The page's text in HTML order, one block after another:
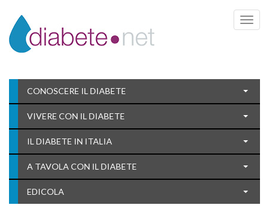
Toggle
CONOSCERE IL DIABETE
VIVERE CON IL DIABETE
IL DIABETE IN ITALIA
A TAVOLA CON IL DIABETE
EDICOLA